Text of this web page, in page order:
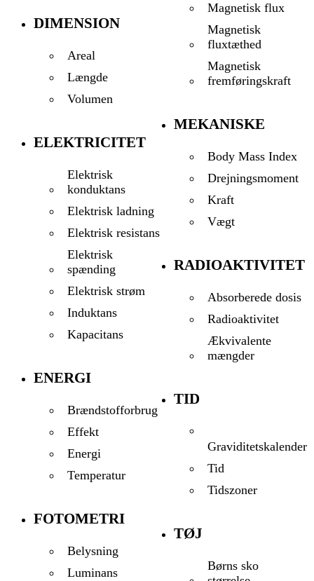
DIMENSION
Areal
Længde
Volumen
ELEKTRICITET
Elektrisk
konduktans
Elektrisk ladning
Elektrisk resistans
Elektrisk
spænding
Elektrisk strøm
Induktans
Kapacitans
ENERGI
Brændstofforbrug
Effekt
Energi
Temperatur
FOTOMETRI
Belysning
Luminans
Magnetisk flux
Magnetisk
fluxtæthed
Magnetisk
fremføringskraft
MEKANISKE
Body Mass Index
Drejningsmoment
Kraft
Vægt
RADIOAKTIVITET
Absorberede dosis
Radioaktivitet
Ækvivalente
mængder
TID
Graviditetskalender
Tid
Tidszoner
TØJ
Børns sko